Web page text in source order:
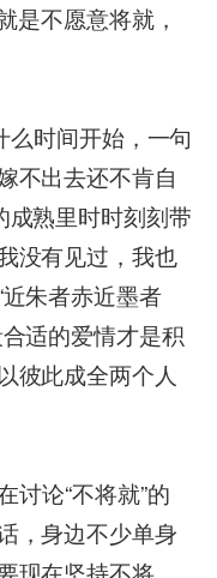
是不愿意将就，
么时间开始，一句
不出去还不肯自
熟里时时刻刻带
没有见过，我也
朱者赤近墨者
适的爱情才是积
彼此成全两个人
讨论“不将就”的
，身边不少单身